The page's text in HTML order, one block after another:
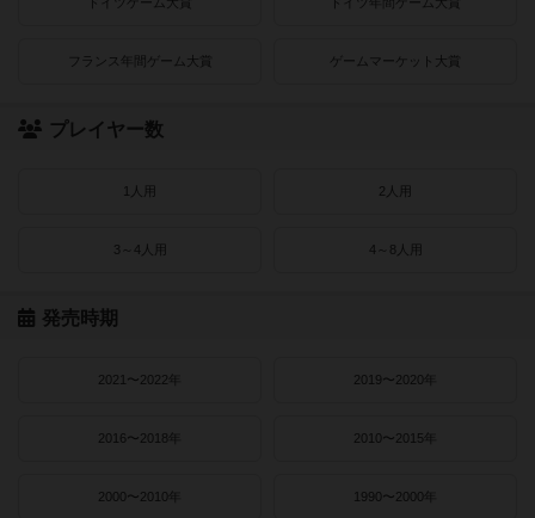
フランス年間ゲーム大賞 ゲームマーケット大賞
プレイヤー数
1人用 2人用
3～4人用 4～8人用
発売時期
2021〜2022年 2019〜2020年
2016〜2018年 2010〜2015年
2000〜2010年 1990〜2000年